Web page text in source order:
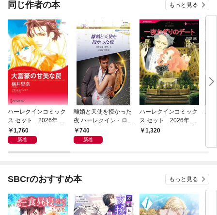
同じ作者の本 もっと見る
ハーレクインコミック
ス セット 2026年 vo
l.1066
1,760
新着
離婚と天使を授かった
夜 ハーレクイン・ロマ
ンス～純潔のシンデレ
ラ～
740
新着
ハーレクインコミック
ス セット 2026年 vo
l.844
1,320
ハ
SBCrのおすすめ本 もっと見る